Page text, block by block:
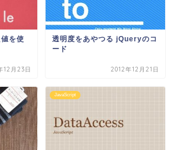
を使
12月23日
透明度をあやつる jQueryのコ
ード
2012年12月21日
JavaScript